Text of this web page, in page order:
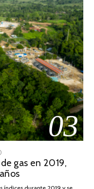
03
DE
JULIO
gas en 2019,